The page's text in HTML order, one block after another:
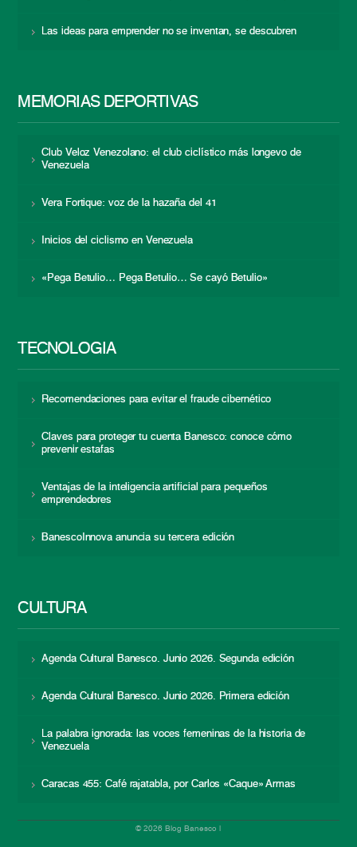
Las ideas para emprender no se inventan, se descubren
MEMORIAS DEPORTIVAS
Club Veloz Venezolano: el club ciclístico más longevo de
Venezuela
Vera Fortique: voz de la hazaña del 41
Inicios del ciclismo en Venezuela
«Pega Betulio… Pega Betulio… Se cayó Betulio»
TECNOLOGÍA
Recomendaciones para evitar el fraude cibernético
Claves para proteger tu cuenta Banesco: conoce cómo
prevenir estafas
Ventajas de la inteligencia artificial para pequeños
emprendedores
BanescoInnova anuncia su tercera edición
CULTURA
Agenda Cultural Banesco. Junio 2026. Segunda edición
Agenda Cultural Banesco. Junio 2026. Primera edición
La palabra ignorada: las voces femeninas de la historia de
Venezuela
Caracas 455: Café rajatabla, por Carlos «Caque» Armas
© 2026 Blog Banesco |